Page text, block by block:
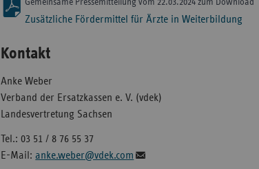
Gemeinsame Pressemitteilung vom 22.03.2024 zum Download
Zusätzliche Fördermittel für Ärzte in Weiterbildung
Kontakt
Anke Weber
Verband der Ersatzkassen e. V. (vdek)
Landesvertretung Sachsen
Tel.: 03 51 / 8 76 55 37
E-Mail: anke.weber@vdek.com